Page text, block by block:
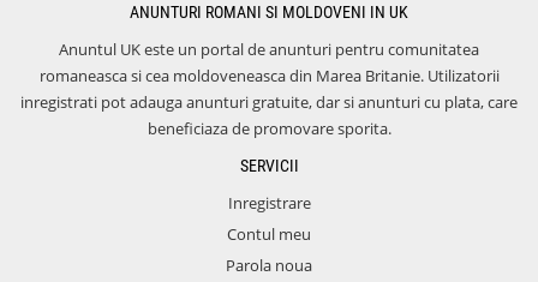
ANUNTURI ROMANI SI MOLDOVENI IN UK
Anuntul UK este un portal de anunturi pentru comunitatea
romaneasca si cea moldoveneasca din Marea Britanie. Utilizatorii
inregistrati pot adauga anunturi gratuite, dar si anunturi cu plata, care
beneficiaza de promovare sporita.
SERVICII
Inregistrare
Contul meu
Parola noua